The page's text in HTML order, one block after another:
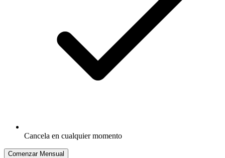
Cancela en cualquier momento
Comenzar Mensual